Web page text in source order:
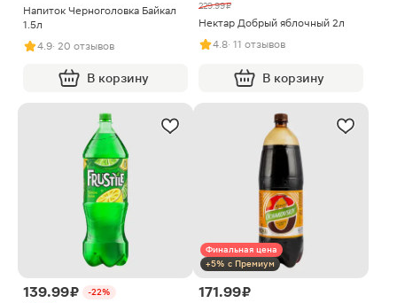
Напиток Черноголовка Байкал
1.5л
4.9· 20 отзывов
В корзину
229.99 ₽
Нектар Добрый яблочный 2л
4.8· 11 отзывов
В корзину
139.99 ₽
-22%
Финальная цена
+5% с Премиум
171.99 ₽